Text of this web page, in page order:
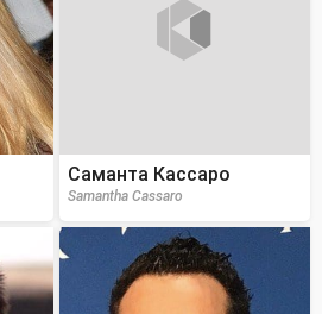
Саманта Кассаро
Samantha Cassaro